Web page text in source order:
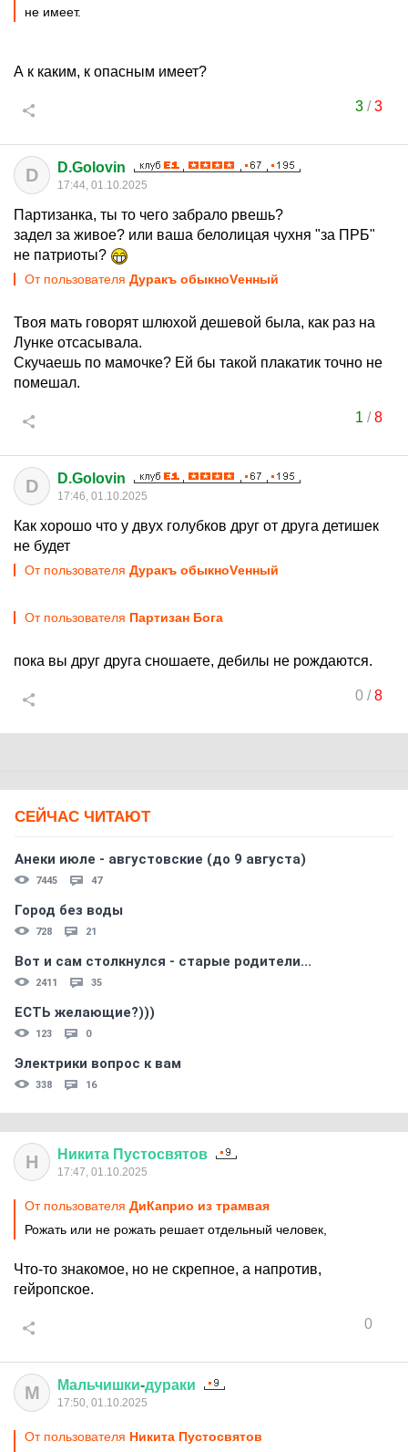
не имеет.
А к каким, к опасным имеет?
3/3
D D.Golovin
17:44, 01.10.2025
Партизанка, ты то чего забрало рвешь?
задел за живое? или ваша белолицая чухня "за ПРБ"
не патриоты?
От пользователя Дуракъ обыкноVенный
Твоя мать говорят шлюхой дешевой была, как раз на
Лунке отсасывала.
Скучаешь по мамочке? Ей бы такой плакатик точно не
помешал.
1 /8
D D.Golovin
17:46, 01.10.2025
Как хорошо что у двух голубков друг от друга детишек
не будет
От пользователя Дуракъ обыкноVенный
От пользователя Партизан Бога
пока вы друг друга сношаете, дебилы не рождаются.
0/8
СЕЙЧАС ЧИТАЮТ
Анеки июле - августовские (до 9 августа)
7445 47
Город без воды
728 21
Вот и сам столкнулся - старые родители...
2411 35
ЕСТЬ желающие?)))
123 0
Электрики вопрос к вам
338 16
Н Никита Пустосвятов
17:47, 01.10.2025
От пользователя ДиКаприо из трамвая
Рожать или не рожать решает отдельный человек,
Что-то знакомое, но не скрепное, а напротив,
гейропское.
0
М Мальчишки-дураки
17:50, 01.10.2025
От пользователя Никита Пустосвятов